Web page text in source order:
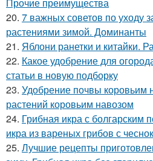
20. 7 важных советов по уходу
растениями зимой. Доминанты
21. Яблони ранетки и китайки.
22. Какое удобрение для
статьи в новую подборку
23. Удобрение почвы коровьим
растений коровьим навозом
24. Грибная икра с болгарским
икра из вареных грибов с
25. Лучшие рецепты